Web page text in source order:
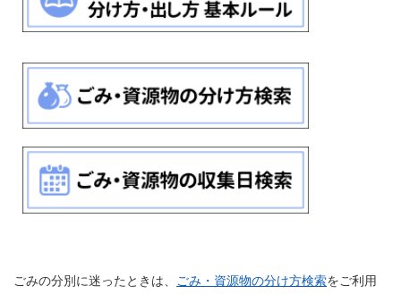
ごみの分別に迷ったときは、 ごみ・資源物の分け方検索をご利用